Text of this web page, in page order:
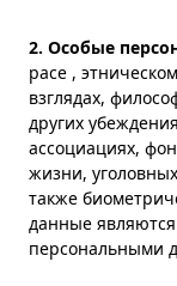
2. Особые
расе ,
взглядах,
других
ассоциациях,
жизни,
также
данные
персональными